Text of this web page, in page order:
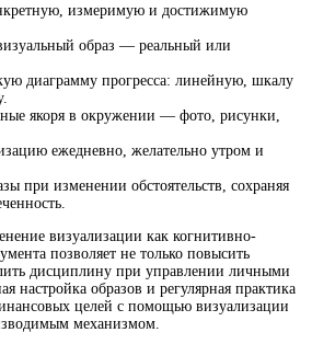
измеримую и достижимую
образ — реальный или
диаграмму прогресса: линейную, шкалу
якоря в окружении — фото, рисунки,
ежедневно, желательно утром и
при изменении обстоятельств, сохраняя
визуализации как когнитивно-
позволяет не только повысить
дисциплину при управлении личными
настройка образов и регулярная практика
целей с помощью визуализации
механизмом.